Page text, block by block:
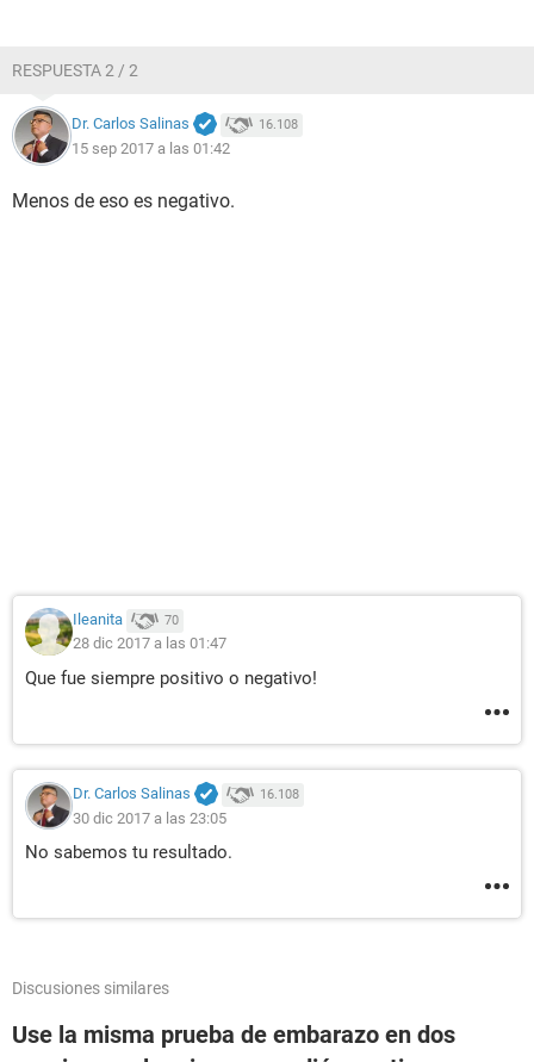
RESPUESTA 2 / 2
Dr. Carlos Salinas 16.108
15 sep 2017 a las 01:42
Menos de eso es negativo.
Ileanita 70
28 dic 2017 a las 01:47
Que fue siempre positivo o negativo!
Dr. Carlos Salinas 16.108
30 dic 2017 a las 23:05
No sabemos tu resultado.
Discusiones similares
Use la misma prueba de embarazo en dos